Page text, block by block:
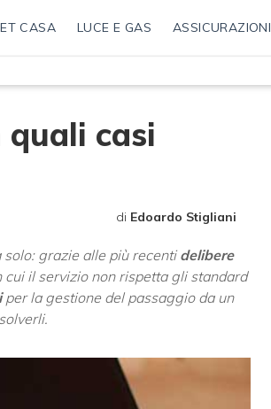
CASA LUCE E GAS ASSICURAZIONI
casi
di Edoardo Stigliani
solo: grazie alle più recentidelibere
il servizio non rispetta gli standard
per la gestione del passaggio da un